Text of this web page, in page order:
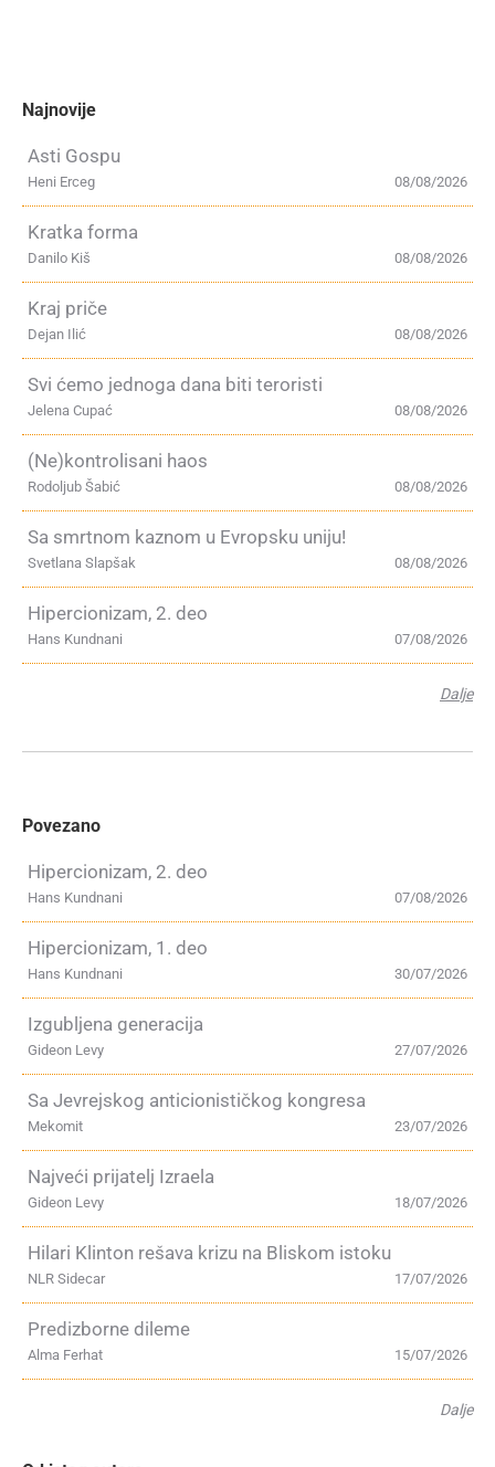
Najnovije
Asti Gospu
08/08/2026
Heni Erceg
Kratka forma
08/08/2026
Danilo Kiš
Kraj priče
08/08/2026
Dejan Ilić
Svi ćemo jednoga dana biti teroristi
08/08/2026
Jelena Cupać
(Ne)kontrolisani haos
08/08/2026
Rodoljub Šabić
Sa smrtnom kaznom u Evropsku uniju!
08/08/2026
Svetlana Slapšak
Hipercionizam, 2. deo
07/08/2026
Hans Kundnani
Dalje
Povezano
Hipercionizam, 2. deo
07/08/2026
Hans Kundnani
Hipercionizam, 1. deo
30/07/2026
Hans Kundnani
Izgubljena generacija
27/07/2026
Gideon Levy
Sa Jevrejskog anticionističkog kongresa
23/07/2026
Mekomit
Najveći prijatelj Izraela
18/07/2026
Gideon Levy
Hilari Klinton rešava krizu na Bliskom istoku
17/07/2026
NLR Sidecar
Predizborne dileme
15/07/2026
Alma Ferhat
Dalje